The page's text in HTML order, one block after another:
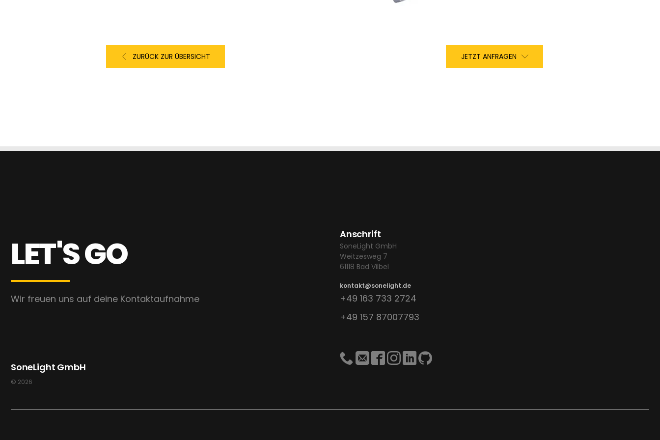
ZURÜCK ZUR ÜBERSICHT JETZT ANFRAGEN
LET'S GO
Wir freuen uns auf deine Kontaktaufnahme
Anschrift
SoneLight GmbH
Weitzesweg 7
61118 Bad Vilbel
kontakt@sonelight.de
+49 163 733 2724
+49 157 87007793
SoneLight GmbH
© 2026